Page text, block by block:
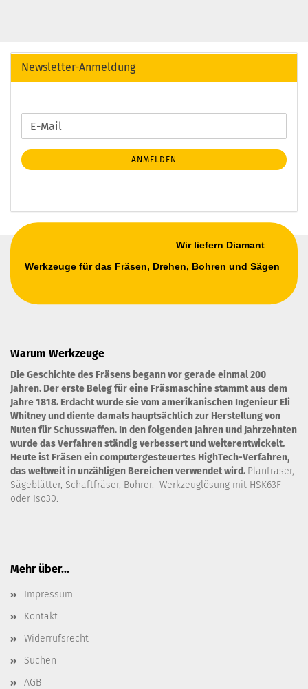
Newsletter-Anmeldung
WEITER
ZUR
NEWSLETTER-
ANMELDUNG
E-
Mail
ANMELDEN
Wir liefern Diamant
Werkzeuge für das Fräsen, Drehen, Bohren und Sägen
Warum Werkzeuge
Die Geschichte des Fräsens begann vor gerade einmal 200
Jahren. Der erste Beleg für eine Fräsmaschine stammt aus dem
Jahre 1818. Erdacht wurde sie vom amerikanischen Ingenieur Eli
Whitney und diente damals hauptsächlich zur Herstellung von
Nuten für Schusswaffen. In den folgenden Jahren und Jahrzehnten
wurde das Verfahren ständig verbessert und weiterentwickelt.
Heute ist Fräsen ein computergesteuertes HighTech-Verfahren,
das weltweit in unzähligen Bereichen verwendet wird. Planfräser,
Sägeblätter, Schaftfräser, Bohrer. Werkzeuglösung mit HSK63F
oder Iso30.
Mehr über...
Impressum
Kontakt
Widerrufsrecht
Suchen
AGB